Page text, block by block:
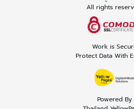
All rights
Work is
Protect Data With
Powered By